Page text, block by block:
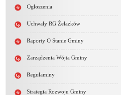
Ogłoszenia
Uchwały RG Żelazków
Raporty O Stanie Gminy
Zarządzenia Wójta Gminy
Regulaminy
Strategia Rozwoju Gminy